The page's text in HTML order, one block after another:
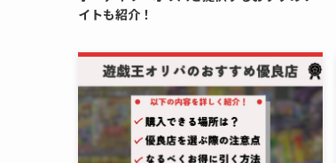
イトも紹介！